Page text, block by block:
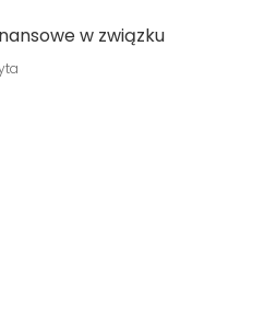
w związku